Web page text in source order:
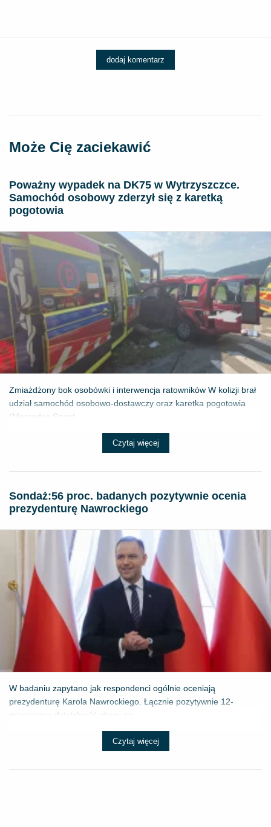
dodaj komentarz
Może Cię zaciekawić
Poważny wypadek na DK75 w Wytrzyszczce.
Samochód osobowy zderzył się z karetką
pogotowia
Zmiażdżony bok osobówki i interwencja ratowników W kolizji brał
udział samochód osobowo-dostawczy oraz karetka pogotowia
(Mercedes Sprint...
Czytaj więcej
​Sondaż:56 proc. badanych pozytywnie ocenia
prezydenturę Nawrockiego
W badaniu zapytano jak respondenci ogólnie oceniają
prezydenturę Karola Nawrockiego. Łącznie pozytywnie 12-
miesięczną działalność głowy pa...
Czytaj więcej